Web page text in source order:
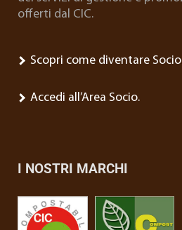
offerti dal CIC.
Scopri come diventare
Accedi all’Area Socio.
I NOSTRI MARCHI